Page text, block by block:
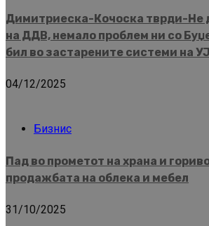
Димитриеска-Кочоска тврди-Не
на ДДВ, немало проблем ни со
бил во застарените системи на
04/12/2025
Бизнис
Пад во прометот на храна и
продажбата на облека и мебел
31/10/2025